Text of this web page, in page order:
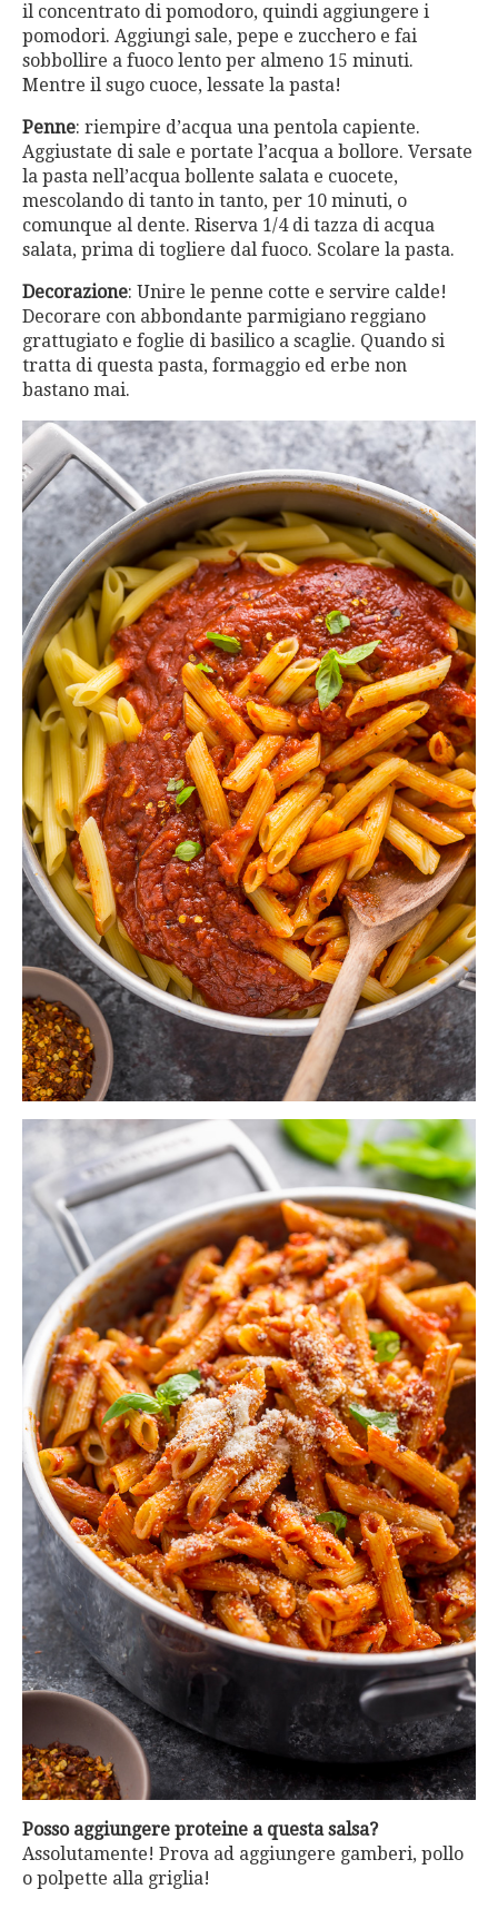
il concentrato di pomodoro, quindi aggiungere i
pomodori. Aggiungi sale, pepe e zucchero e fai
sobbollire a fuoco lento per almeno 15 minuti.
Mentre il sugo cuoce, lessate la pasta!
Penne: riempire d’acqua una pentola capiente.
Aggiustate di sale e portate l’acqua a bollore. Versate
la pasta nell’acqua bollente salata e cuocete,
mescolando di tanto in tanto, per 10 minuti, o
comunque al dente. Riserva 1/4 di tazza di acqua
salata, prima di togliere dal fuoco. Scolare la pasta.
Decorazione: Unire le penne cotte e servire calde!
Decorare con abbondante parmigiano reggiano
grattugiato e foglie di basilico a scaglie. Quando si
tratta di questa pasta, formaggio ed erbe non
bastano mai.
Posso aggiungere proteine a questa salsa?
Assolutamente! Prova ad aggiungere gamberi, pollo
o polpette alla griglia!